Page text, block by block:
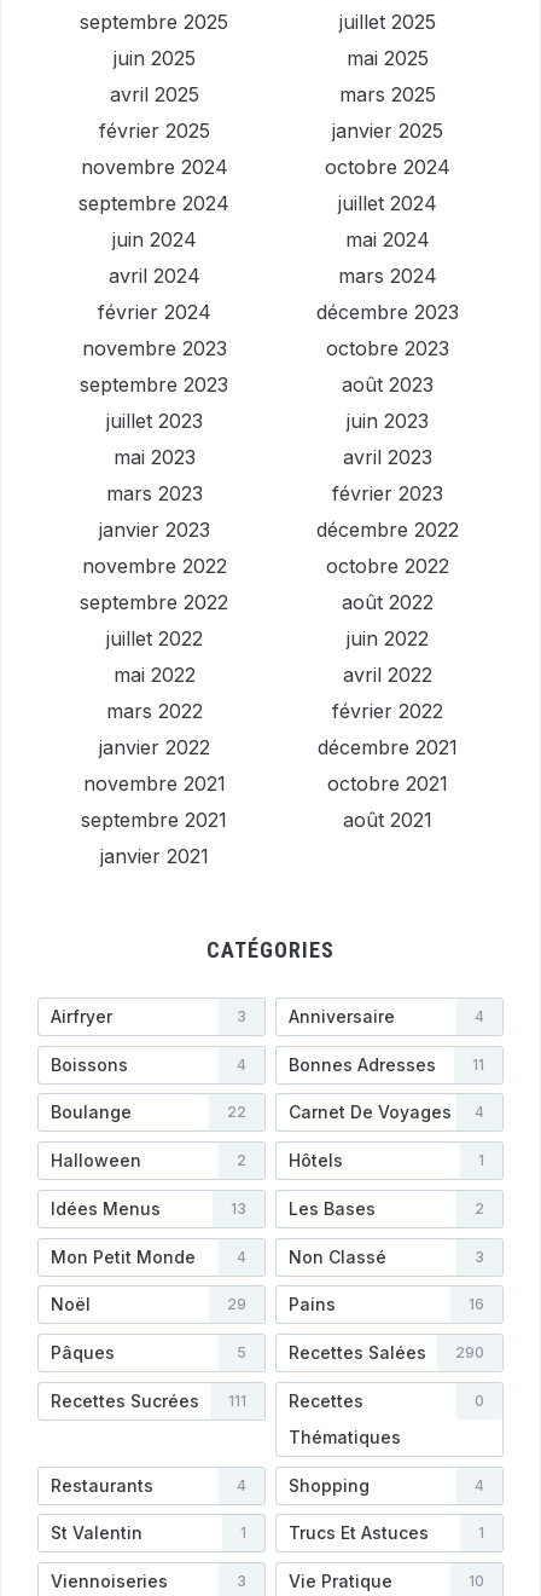
septembre 2025
juillet 2025
juin 2025
mai 2025
avril 2025
mars 2025
février 2025
janvier 2025
novembre 2024
octobre 2024
septembre 2024
juillet 2024
juin 2024
mai 2024
avril 2024
mars 2024
février 2024
décembre 2023
novembre 2023
octobre 2023
septembre 2023
août 2023
juillet 2023
juin 2023
mai 2023
avril 2023
mars 2023
février 2023
janvier 2023
décembre 2022
novembre 2022
octobre 2022
septembre 2022
août 2022
juillet 2022
juin 2022
mai 2022
avril 2022
mars 2022
février 2022
janvier 2022
décembre 2021
novembre 2021
octobre 2021
septembre 2021
août 2021
janvier 2021
CATÉGORIES
Airfryer 3 Anniversaire 4
Boissons 4 Bonnes Adresses 11
Boulange 22 Carnet De Voyages 4
Halloween 2 Hôtels 1
Idées Menus 13 Les Bases 2
Mon Petit Monde 4 Non Classé 3
Noël 29 Pains 16
Pâques 5 Recettes Salées 290
Recettes Sucrées 111
Recettes
Thématiques
0
Restaurants 4 Shopping 4
St Valentin 1 Trucs Et Astuces 1
Viennoiseries 3 Vie Pratique 10